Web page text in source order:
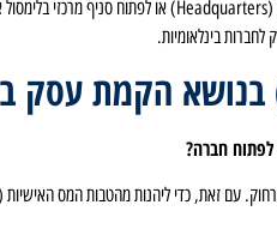
לחברות בינלאומיות.
לפתוח חברה?
עם זאת, כדי ליהנות מהטבות המס